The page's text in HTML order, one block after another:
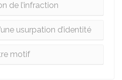
de l’infraction
usurpation d’identité
motif